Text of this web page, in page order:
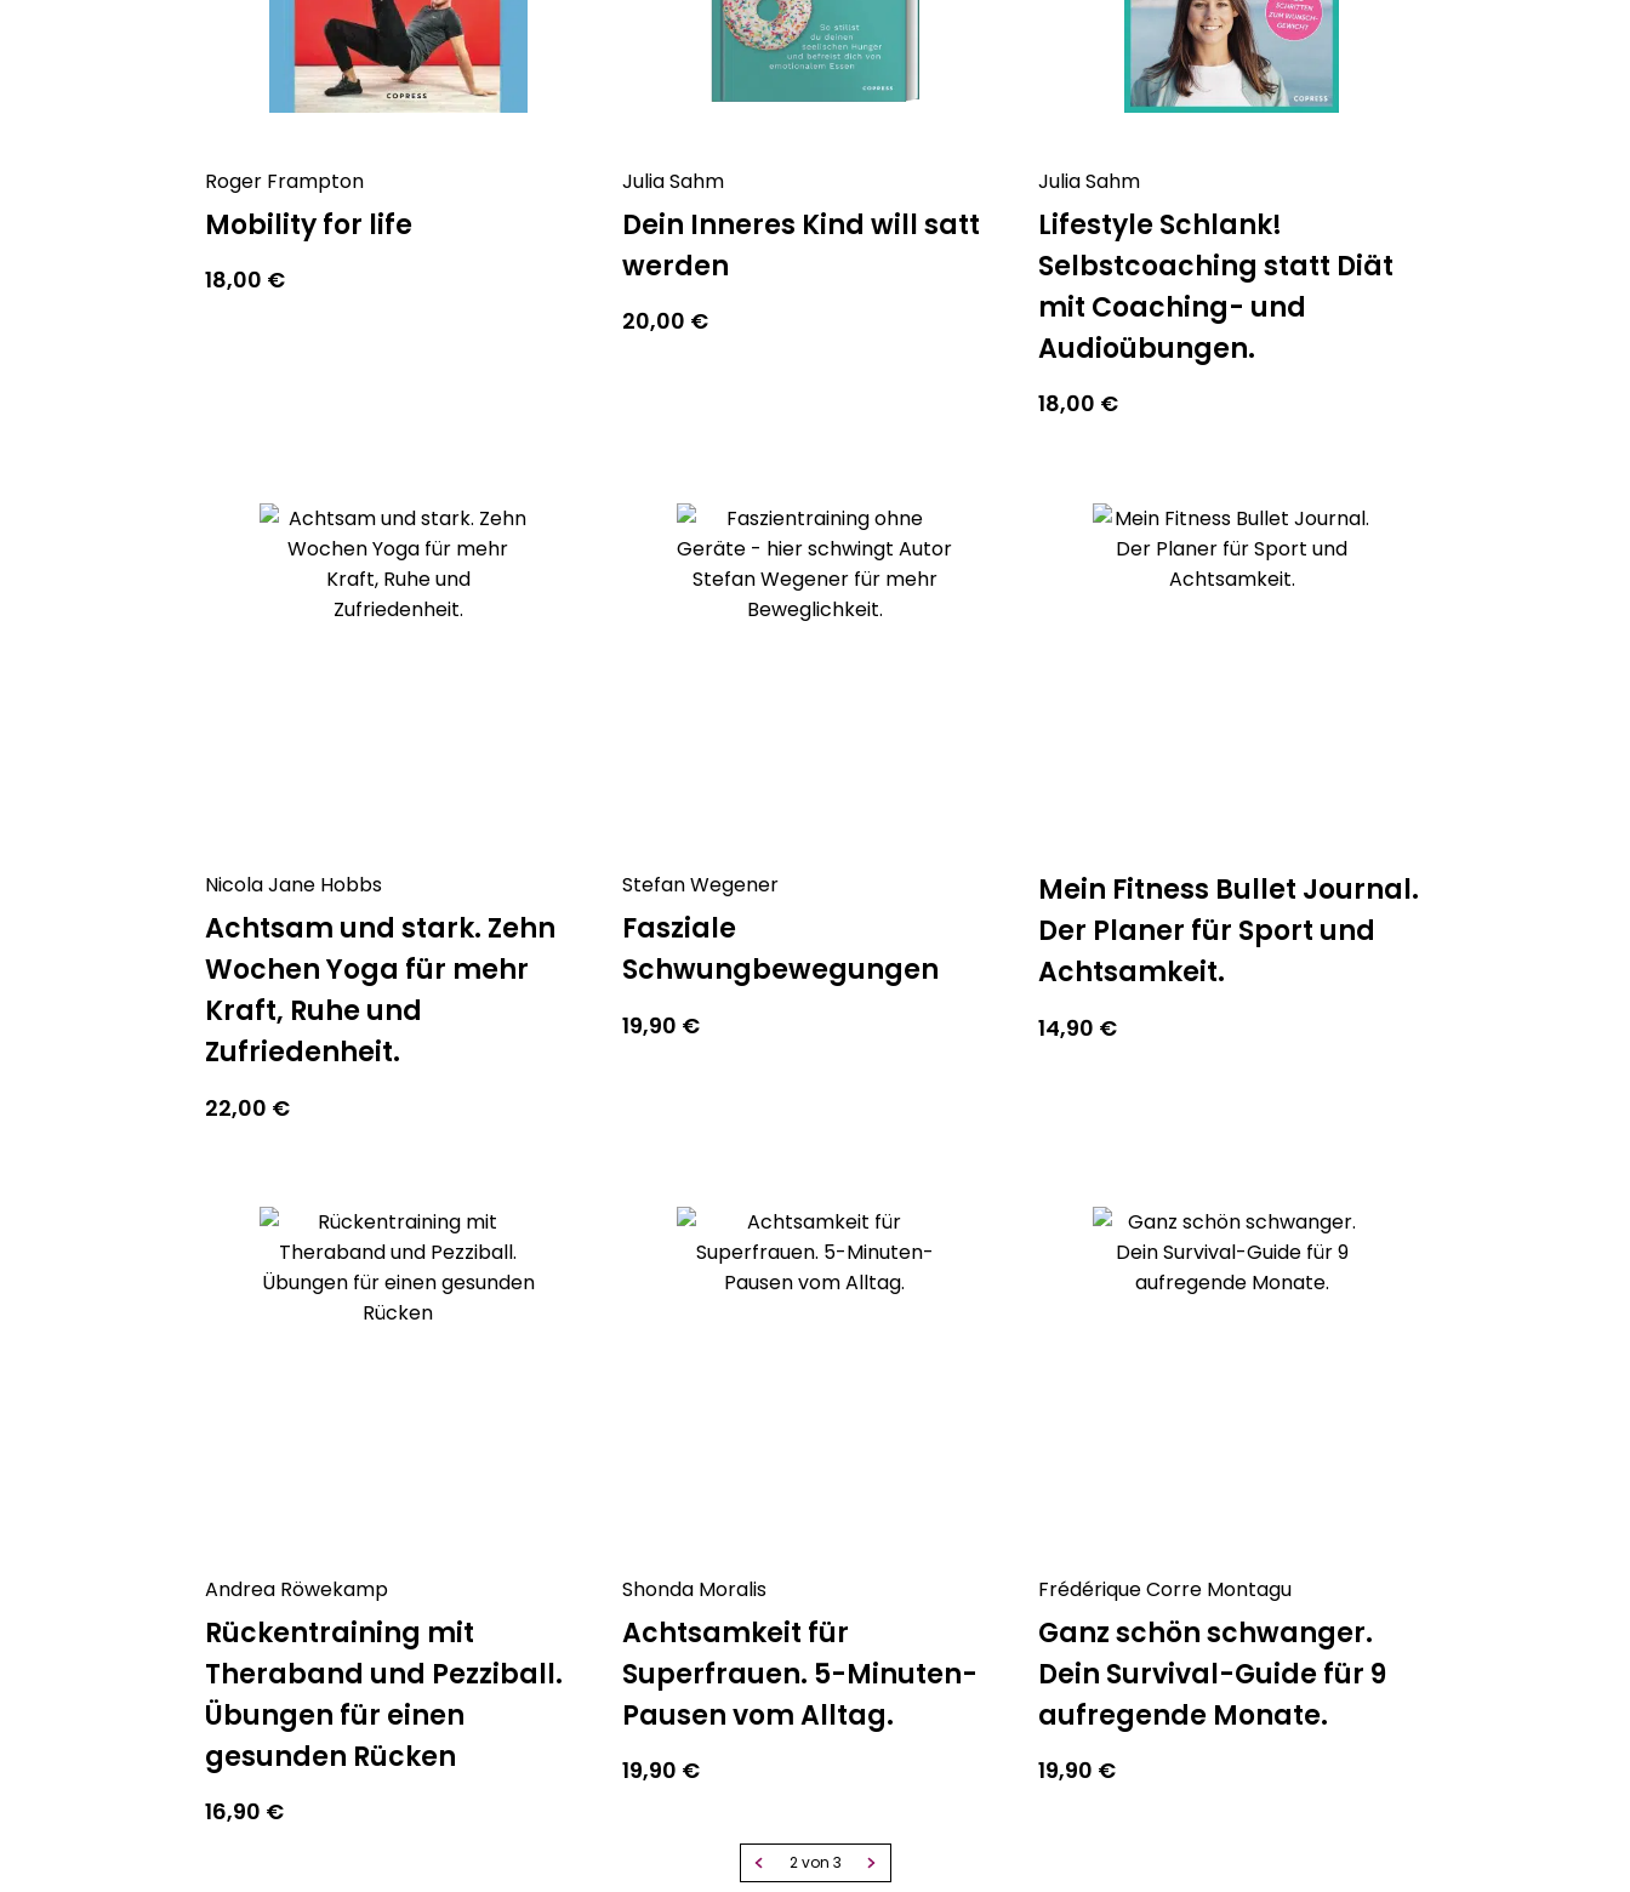
Roger Frampton
Mobility for life
18,00 €
Julia Sahm
Dein Inneres Kind will satt
werden
20,00 €
Julia Sahm
Lifestyle Schlank!
Selbstcoaching statt Diät
mit Coaching- und
Audioübungen.
18,00 €
Nicola Jane Hobbs
Achtsam und stark. Zehn
Wochen Yoga für mehr
Kraft, Ruhe und
Zufriedenheit.
22,00 €
Stefan Wegener
Fasziale
Schwungbewegungen
19,90 €
Mein Fitness Bullet Journal.
Der Planer für Sport und
Achtsamkeit.
14,90 €
Andrea Röwekamp
Rückentraining mit
Theraband und Pezziball.
Übungen für einen
gesunden Rücken
16,90 €
Shonda Moralis
Achtsamkeit für
Superfrauen. 5-Minuten-
Pausen vom Alltag.
19,90 €
Frédérique Corre Montagu
Ganz schön schwanger.
Dein Survival-Guide für 9
aufregende Monate.
19,90 €
2 von 3